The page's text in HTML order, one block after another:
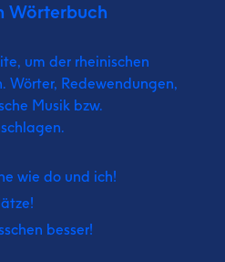
Wörterbuch
um der rheinischen
Wörter, Redewendungen,
Musik bzw.
wie do und ich!
besser!